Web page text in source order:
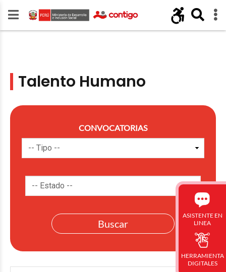
Talento Humano
CONVOCATORIAS
ASISTENTE EN
LINEA
HERRAMIENTA
DIGITALES